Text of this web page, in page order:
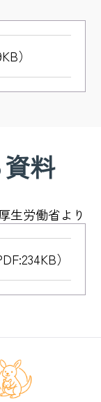
）
料
生労働省より
）